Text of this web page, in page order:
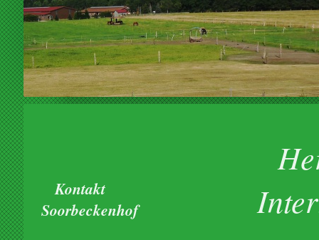
Kontakt
Soorbeckenhof